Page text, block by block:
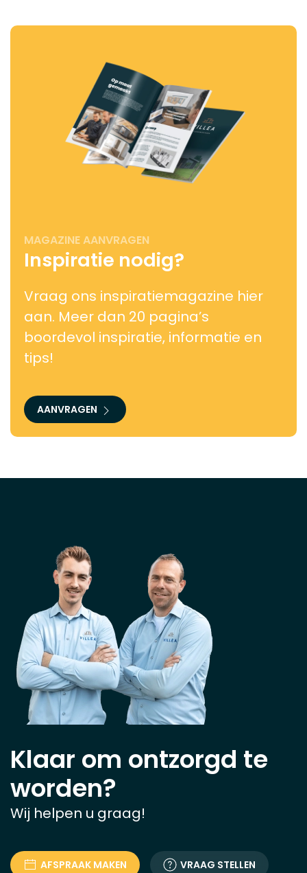
MAGAZINE AANVRAGEN
Inspiratie nodig?
Vraag ons inspiratiemagazine hier
aan. Meer dan 20 pagina’s
boordevol inspiratie, informatie en
tips!
AANVRAGEN
Klaar om ontzorgd te
worden?
Wij helpen u graag!
AFSPRAAK MAKEN VRAAG STELLEN